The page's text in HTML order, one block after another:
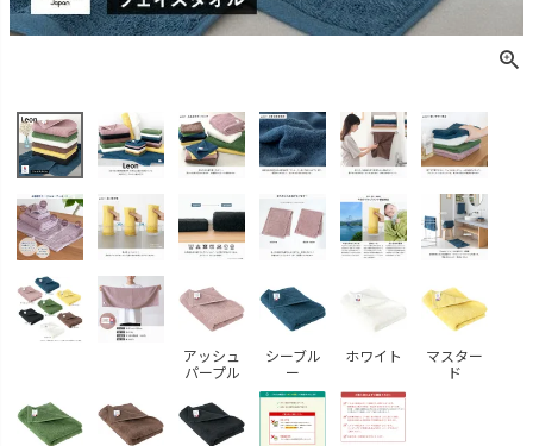
アッシュ
パープル
シーブル
ー
ホワイト
マスター
ド